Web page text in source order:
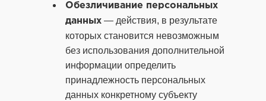
Обезличивание персональных
данных — действия, в результате
которых становится невозможным
без использования дополнительной
информации определить
принадлежность персональных
данных конкретному субъекту